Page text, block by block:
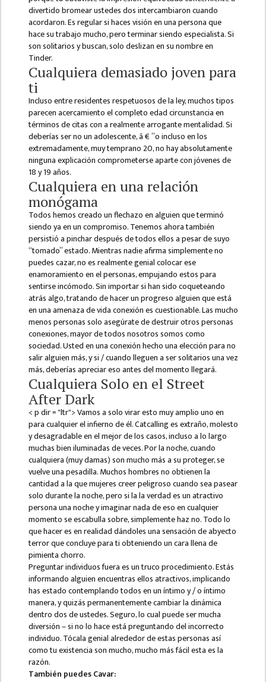
HUMANITIES (BA)
BA FIRST YEAR
BA SECOND YEAR
BA THIRD YEAR
BA FOURTH YEAR
EDUCATION(B.ED)
B.ED FIRST YEAR
B.ED SECOND YEAR
B.ED THIRD YEAR
B.ED FOURTH YEAR
ONE YEAR B.ED
EDUCATION(M.ED)
M.ED FIRST
SEMESTERS
M.ED SECOND
SEMESTERS
M.ED THIRD
SEMESTERS
M.ED FOURTH
SEMESTERS
MANAGEMENT
(MBS)
MBS FIRST
SEMESTERS
MBS SECOND
SEMESTERS
MBS THIRD
SEMESTERS
MBS FOURTH
SEMESTERS
DOWNLOAD
PROJECTED FOR
STUDENTS
CLASS ROUTINE
divertido bromear ustedes dos intercambiaron cuando
acordaron. Es regular si haces visión en una persona que
hace su trabajo mucho, pero terminar siendo especialista. Si
son solitarios y buscan, solo deslizan en su nombre en
Tinder.
Cualquiera demasiado joven para
ti
Incluso entre residentes respetuosos de la ley, muchos tipos
parecen acercamiento el completo edad circunstancia en
términos de citas con a realmente arrogante mentalidad. Si
deberías ser no un adolescente, â € ”o incluso en los
extremadamente, muy temprano 20, no hay absolutamente
ninguna explicación comprometerse aparte con jóvenes de
18 y 19 años.
Cualquiera en una relación
monógama
Todos hemos creado un flechazo en alguien que terminó
siendo ya en un compromiso. Tenemos ahora también
persistió a pinchar después de todos ellos a pesar de suyo
“tomado” estado. Mientras nadie afirma simplemente no
puedes cazar, no es realmente genial colocar ese
enamoramiento en el personas, empujando estos para
sentirse incómodo. Sin importar si han sido coqueteando
atrás algo, tratando de hacer un progreso alguien que está
en una amenaza de vida ​​conexión es cuestionable. Las mucho
menos personas solo asegúrate de destruir otros personas
conexiones, mayor de todos nosotros somos como
sociedad. Usted en una conexión hecho una elección para no
salir alguien más, y si / cuando lleguen a ser solitarios una vez
más, deberías apreciar eso antes del momento llegará.
Cualquiera Solo en el Street
After Dark
< p dir = "ltr"> Vamos a solo virar esto muy amplio uno en
para cualquier el infierno de él. Catcalling es extraño, molesto
y desagradable en el mejor de los casos, incluso a lo largo
muchas bien iluminadas de veces. Por la noche, cuando
cualquiera (muy damas) son mucho más a su proteger, se
vuelve una pesadilla. Muchos hombres no obtienen la
cantidad a la que mujeres creer peligroso cuando sea pasear
solo durante la noche, pero si la la verdad es un atractivo
persona una noche y imaginar nada de eso en cualquier
momento se escabulla sobre, simplemente haz no. Todo lo
que hacer es en realidad dándoles una sensación de abyecto
terror que concluye para ti obteniendo un cara llena de
pimienta chorro.
Preguntar individuos fuera es un truco procedimiento. Estás
informando alguien encuentras ellos atractivos, implicando
has estado contemplando todos en un íntimo y / o íntimo
manera, y quizás permanentemente cambiar la dinámica
dentro dos de ustedes. Seguro, lo cual puede ser mucha
diversión – si no lo hace está preguntando del incorrecto
individuo. Tócala genial alrededor de estas personas así
como tu existencia son mucho, mucho más fácil esta es la
razón.
También puedes Cavar: